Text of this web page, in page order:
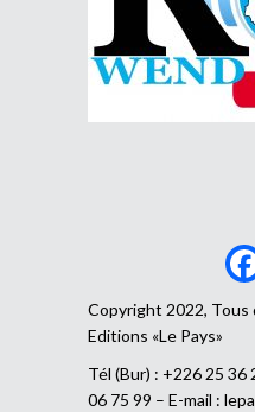
Copyright 2022, Tous
Editions «Le Pays»
Tél (Bur) : +226 25 36
06 75 99 – E-mail :